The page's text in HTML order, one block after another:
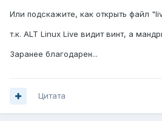
Или подскажите, как открыть файл
т.к. ALT Linux Live видит винт, а
Заранее благодарен...
Цитата